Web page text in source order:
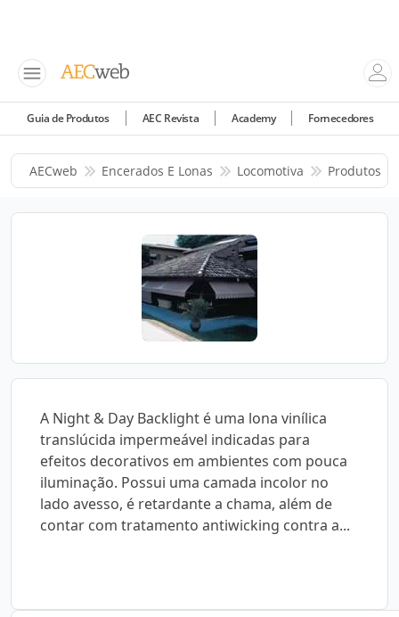
Guia de Produtos AEC Revista Academy Fornecedores
AECweb Encerados E Lonas Locomotiva Produtos
A Night & Day Backlight é uma lona vinílica
translúcida impermeável indicadas para
efeitos decorativos em ambientes com pouca
iluminação. Possui uma camada incolor no
lado avesso, é retardante a chama, além de
contar com tratamento antiwicking contra a...